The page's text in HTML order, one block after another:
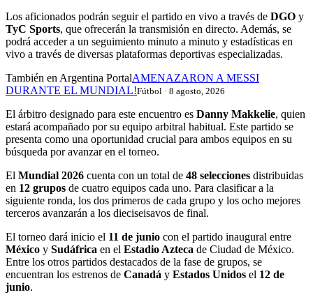
Los aficionados podrán seguir el partido en vivo a través de DGO y
TyC Sports, que ofrecerán la transmisión en directo. Además, se
podrá acceder a un seguimiento minuto a minuto y estadísticas en
vivo a través de diversas plataformas deportivas especializadas.
También en Argentina PortalAMENAZARON A MESSI
DURANTE EL MUNDIAL!Fútbol · 8 agosto, 2026
El árbitro designado para este encuentro es Danny Makkelie, quien
estará acompañado por su equipo arbitral habitual. Este partido se
presenta como una oportunidad crucial para ambos equipos en su
búsqueda por avanzar en el torneo.
El Mundial 2026 cuenta con un total de 48 selecciones distribuidas
en 12 grupos de cuatro equipos cada uno. Para clasificar a la
siguiente ronda, los dos primeros de cada grupo y los ocho mejores
terceros avanzarán a los dieciseisavos de final.
El torneo dará inicio el 11 de junio con el partido inaugural entre
México y Sudáfrica en el Estadio Azteca de Ciudad de México.
Entre los otros partidos destacados de la fase de grupos, se
encuentran los estrenos de Canadá y Estados Unidos el 12 de
junio.